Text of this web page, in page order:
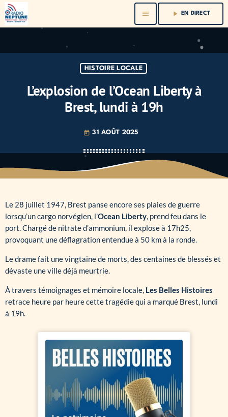
menu play_arrow EN DIRECT
HISTOIRE LOCALE
L’explosion de l’Ocean Liberty à
Brest, lundi à 19h
today 31 AOÛT 2025
Le 28 juillet 1947, Brest panse encore ses plaies de guerre
lorsqu’un cargo norvégien, l’Ocean Liberty, prend feu dans le
port. Chargé de nitrate d’ammonium, il explose à 17h25,
provoquant une déflagration entendue à 50 km à la ronde.
Le drame fait une vingtaine de morts, des centaines de blessés et
dévaste une ville déjà meurtrie.
À travers témoignages et mémoire locale, Les Belles Histoires
retrace heure par heure cette tragédie qui a marqué Brest, lundi
à 19h.